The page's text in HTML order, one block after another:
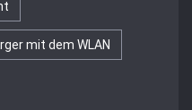
mit dem WLAN